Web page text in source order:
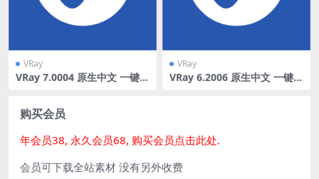
VRay
VRay 7.0004 原生中文 一键无
VRay
VRay 6.2006 原生中文 一键无
购买会员
年会员38, 永久会员68, 购买会员点击此处.
会员可下载全站素材 没有另外收费